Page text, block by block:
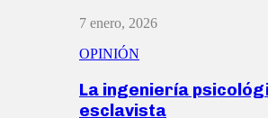
7 enero, 2026
OPINIÓN
La ingeniería
esclavista